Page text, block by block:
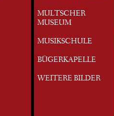
MULTSCHER
MUSEUM
MUSIKSCHULE
BÜGERKAPELLE
WEITERE BILDER